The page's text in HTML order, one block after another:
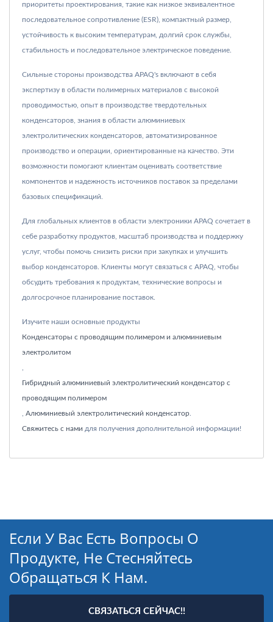
приоритеты проектирования, такие как низкое эквивалентное
последовательное сопротивление (ESR), компактный размер,
устойчивость к высоким температурам, долгий срок службы,
стабильность и последовательное электрическое поведение.
Сильные стороны производства APAQ's включают в себя
экспертизу в области полимерных материалов с высокой
проводимостью, опыт в производстве твердотельных
конденсаторов, знания в области алюминиевых
электролитических конденсаторов, автоматизированное
производство и операции, ориентированные на качество. Эти
возможности помогают клиентам оценивать соответствие
компонентов и надежность источников поставок за пределами
базовых спецификаций.
Для глобальных клиентов в области электроники APAQ сочетает в
себе разработку продуктов, масштаб производства и поддержку
услуг, чтобы помочь снизить риски при закупках и улучшить
выбор конденсаторов. Клиенты могут связаться с APAQ, чтобы
обсудить требования к продуктам, технические вопросы и
долгосрочное планирование поставок.
Изучите наши основные продукты
Конденсаторы с проводящим полимером и алюминиевым
электролитом
,
Гибридный алюминиевый электролитический конденсатор с
проводящим полимером
, Алюминиевый электролитический конденсатор.
Свяжитесь с нами для получения дополнительной информации!
Если У Вас Есть Вопросы О
Продукте, Не Стесняйтесь
Обращаться К Нам.
СВЯЗАТЬСЯ СЕЙЧАС!!